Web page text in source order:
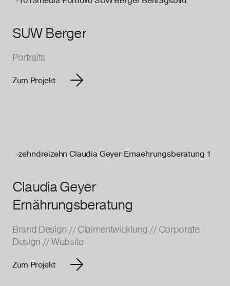
SUW Berger
Portraits
Zum Projekt
Claudia Geyer
Ernährungsberatung
Brand Design //Claimentwicklung // Corporate
Design //Website
Zum Projekt